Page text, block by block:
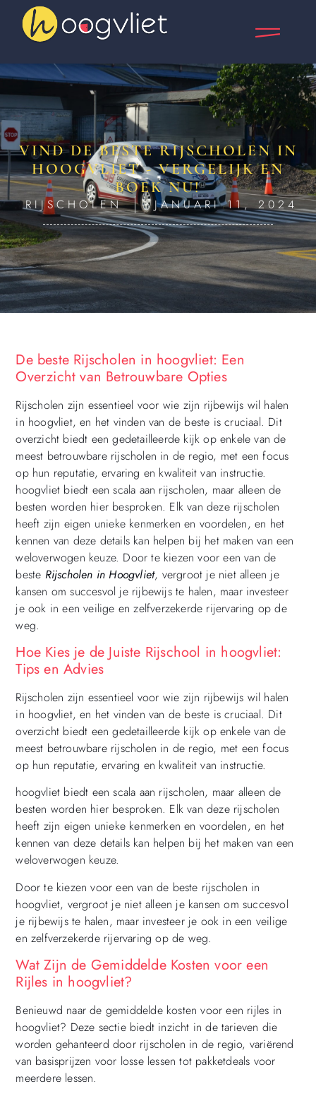
RIJSCHOLEN JANUARI 11, 2024
VIND DE BESTE RIJSCHOLEN IN
HOOGVLIET - VERGELIJK EN
BOEK NU!
De beste Rijscholen in hoogvliet: Een
Overzicht van Betrouwbare Opties
Rijscholen zijn essentieel voor wie zijn rijbewijs wil halen
in hoogvliet, en het vinden van de beste is cruciaal. Dit
overzicht biedt een gedetailleerde kijk op enkele van de
meest betrouwbare rijscholen in de regio, met een focus
op hun reputatie, ervaring en kwaliteit van instructie.
hoogvliet biedt een scala aan rijscholen, maar alleen de
besten worden hier besproken. Elk van deze rijscholen
heeft zijn eigen unieke kenmerken en voordelen, en het
kennen van deze details kan helpen bij het maken van een
weloverwogen keuze. Door te kiezen voor een van de
beste Rijscholen in Hoogvliet, vergroot je niet alleen je
kansen om succesvol je rijbewijs te halen, maar investeer
je ook in een veilige en zelfverzekerde rijervaring op de
weg.
Hoe Kies je de Juiste Rijschool in hoogvliet:
Tips en Advies
Rijscholen zijn essentieel voor wie zijn rijbewijs wil halen
in hoogvliet, en het vinden van de beste is cruciaal. Dit
overzicht biedt een gedetailleerde kijk op enkele van de
meest betrouwbare rijscholen in de regio, met een focus
op hun reputatie, ervaring en kwaliteit van instructie.
hoogvliet biedt een scala aan rijscholen, maar alleen de
besten worden hier besproken. Elk van deze rijscholen
heeft zijn eigen unieke kenmerken en voordelen, en het
kennen van deze details kan helpen bij het maken van een
weloverwogen keuze.
Door te kiezen voor een van de beste rijscholen in
hoogvliet, vergroot je niet alleen je kansen om succesvol
je rijbewijs te halen, maar investeer je ook in een veilige
en zelfverzekerde rijervaring op de weg.
Wat Zijn de Gemiddelde Kosten voor een
Rijles in hoogvliet?
Benieuwd naar de gemiddelde kosten voor een rijles in
hoogvliet? Deze sectie biedt inzicht in de tarieven die
worden gehanteerd door rijscholen in de regio, variërend
van basisprijzen voor losse lessen tot pakketdeals voor
meerdere lessen.